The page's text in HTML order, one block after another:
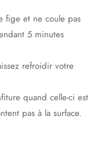
fige et ne coule pas
5 minutes
refroidir votre
quand celle-ci est
pas à la surface.